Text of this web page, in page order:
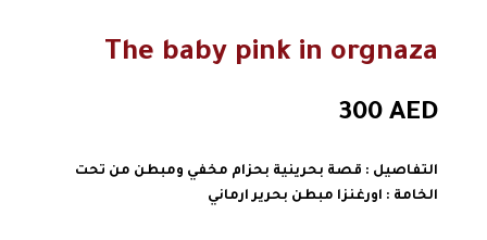
The baby pink in orgnaza
300AED
التفاصيل : قصة بحرينية بحزام مخفي ومبطن من تحت
الخامة : اورغنزا مبطن بحرير ارماني